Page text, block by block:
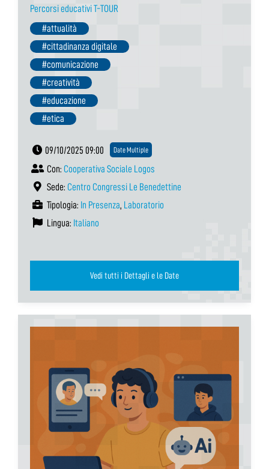
Percorsi educativi T-TOUR
#attualità
#cittadinanza digitale
#comunicazione
#creatività
#educazione
#etica
09/10/2025 09:00 Date Multiple
Con: Cooperativa Sociale Logos
Sede: Centro Congressi Le Benedettine
Tipologia: In Presenza, Laboratorio
Lingua: Italiano
Vedi tutti i Dettagli e le Date